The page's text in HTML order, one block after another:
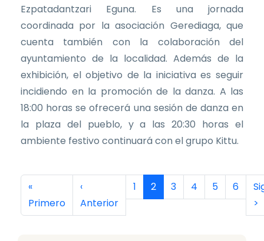
Ezpatadantzari Eguna. Es una jornada
coordinada por la asociación Gerediaga, que
cuenta también con la colaboración del
ayuntamiento de la localidad. Además de la
exhibición, el objetivo de la iniciativa es seguir
incidiendo en la promoción de la danza. A las
18:00 horas se ofrecerá una sesión de danza en
la plaza del pueblo, y a las 20:30 horas el
ambiente festivo continuará con el grupo Kittu.
Paginación
Primera página
«
Primero
Página anterior
‹
Anterior
Página
1 Página actual
2 Página
3 Página
4 Página
5 Página
6
>